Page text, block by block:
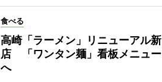
食べる
高崎「ラーメン」リニューアル新
店 「ワンタン麺」看板メニュー
へ